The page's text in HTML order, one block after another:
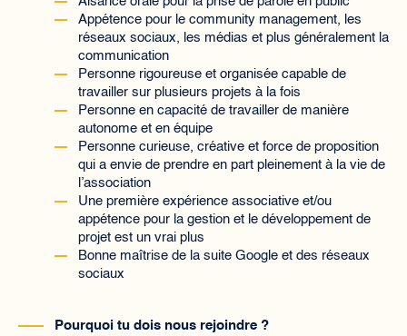
Appétence pour le community management, les
réseaux sociaux, les médias et plus généralement la
communication
Personne rigoureuse et organisée capable de
travailler sur plusieurs projets à la fois
Personne en capacité de travailler de manière
autonome et en équipe
Personne curieuse, créative et force de proposition
qui a envie de prendre en part pleinement à la vie de
l’association
Une première expérience associative et/ou
appétence pour la gestion et le développement de
projet est un vrai plus
Bonne maîtrise de la suite Google et des réseaux
sociaux
Pourquoi tu dois nous rejoindre ?